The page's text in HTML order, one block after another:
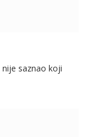
saznao koji